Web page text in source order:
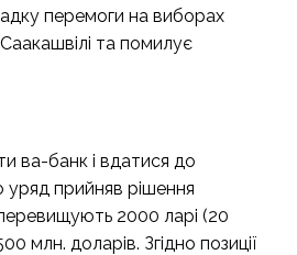
перемоги на виборах
та помилує
ва-банк і вдатися до
уряд прийняв рішення
2000 ларі (20
млн. доларів. Згідно позиції